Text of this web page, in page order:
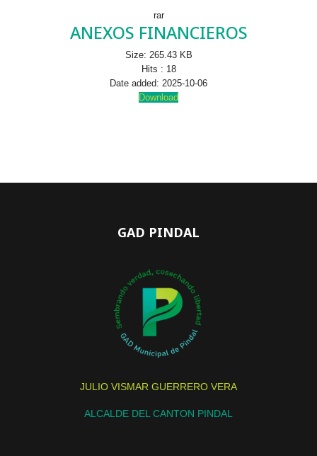
rar
ANEXOS FINANCIEROS
Size: 265.43 KB
Hits : 18
Date added: 2025-10-06
Download
GAD PINDAL
JULIO VISMAR GUERRERO VERA
ALCALDE DEL CANTON PINDAL